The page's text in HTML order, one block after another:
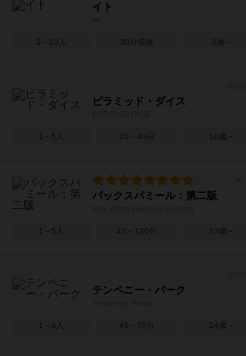
イト
2～10人 30分前後 8歳～
ピラミッド・ダイス
1～5人 20～40分 10歳～
パックスパミール：第二版
1～5人 45～120分 13歳～
テンペニー・パーク
1～4人 45～75分 14歳～